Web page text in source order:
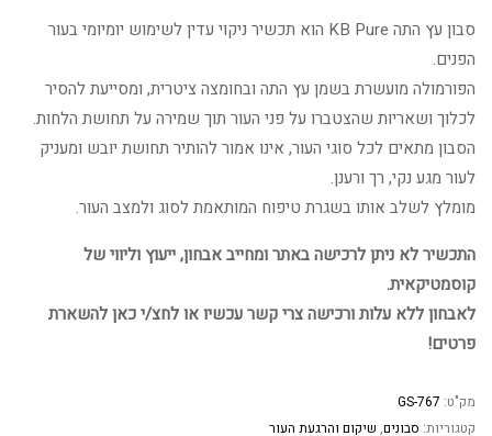
סבון עץ התה KB Pure הוא תכשיר ניקוי עדין לשימוש יומיומי בעור
הפנים.
הפורמולה מועשרת בשמן עץ התה ובחומצה ציטרית, ומסייעת להסיר
לכלוך ושאריות שהצטברו על פני העור תוך שמירה על תחושת הלחות.
הסבון מתאים לכל סוגי העור, אינו אמור להותיר תחושת יובש ומעניק
לעור מגע נקי, רך ורענן.
מומלץ לשלב אותו בשגרת טיפוח המותאמת לסוג ולמצב העור.
התכשיר לא ניתן לרכישה באתר ומחייב אבחון, ייעוץ וליווי של
קוסמטיקאית.
לאבחון ללא עלות ורכישה צרי קשר עכשיו או לחצ/י כאן להשארת
פרטים!
מק"ט: GS-767
קטגוריות: סבונים, שיקום והרגעת העור